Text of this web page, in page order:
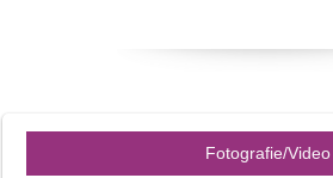
Fotografie/Video